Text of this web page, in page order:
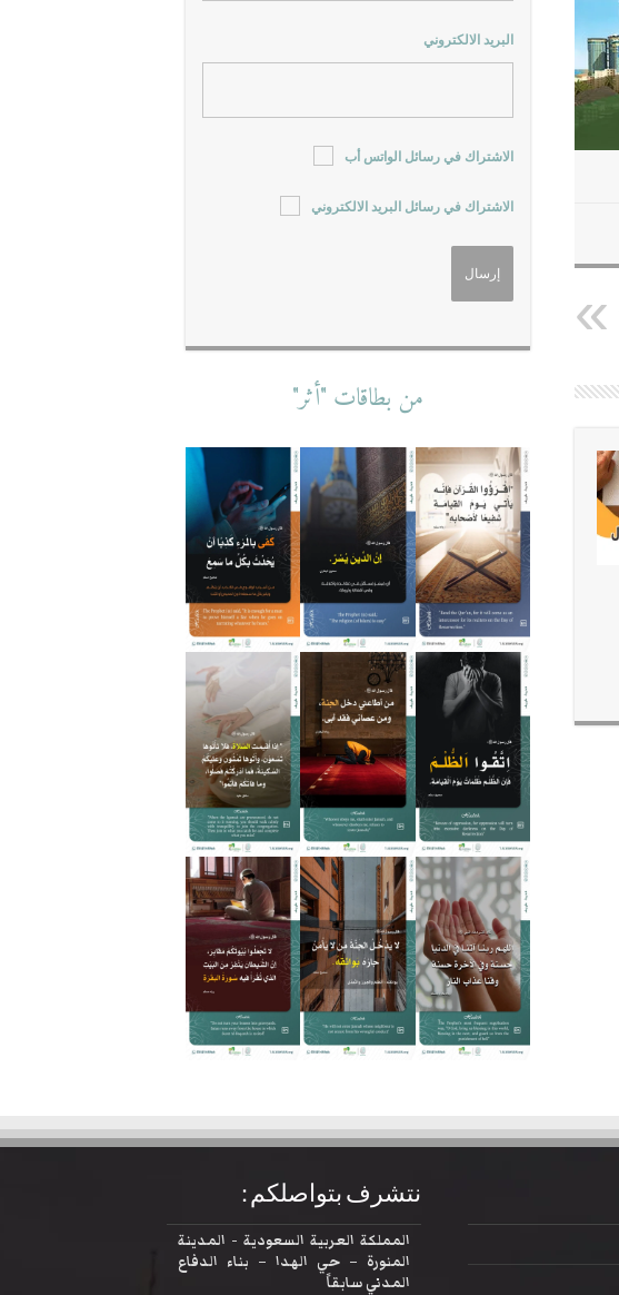
البريد الالكتروني
الاشتراك في رسائل الواتس أب
الاشتراك في رسائل البريد الالكتروني
من بطاقات "أثر"
نتشرف بتواصلكم :
المملكة العربية السعودية - المدينة
المنورة – حي الهدا – بناء الدفاع
المدني سابقاً